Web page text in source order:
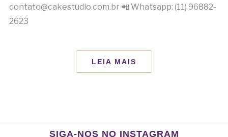
contato@cakestudio.com.br 📲 Whatsapp: (11) 96882-
2623
LEIA MAIS
SIGA-NOS NO INSTAGRAM